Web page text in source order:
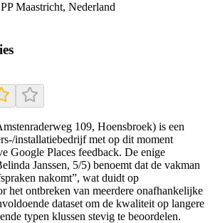
Maastricht, Nederland
109, Hoensbroek) is een
installatiebedrijf met op dit moment
Google Places feedback. De enige
Janssen, 5/5) benoemt dat de vakman
nakomt”, wat duidt op
het ontbreken van meerdere onafhankelijke
dataset om de kwaliteit op langere
typen klussen stevig te beoordelen.